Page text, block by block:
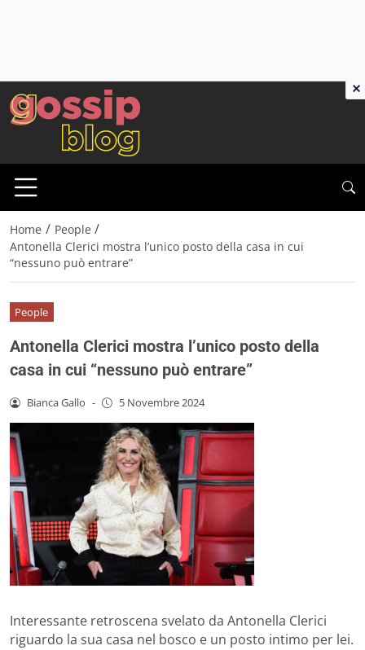
Home / People /
Antonella Clerici mostra l’unico posto della casa in cui
“nessuno può entrare”
People
Antonella Clerici mostra l’unico posto della
casa in cui “nessuno può entrare”
Bianca Gallo - 5 Novembre 2024
Interessante retroscena svelato da Antonella Clerici
riguardo la sua casa nel bosco e un posto intimo per lei.
×